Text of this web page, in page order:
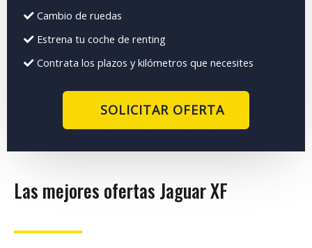
Cambio de ruedas
Estrena tu coche de renting
Contrata los plazos y kilómetros que necesites
SOLICITAR OFERTA
Las mejores ofertas Jaguar XF